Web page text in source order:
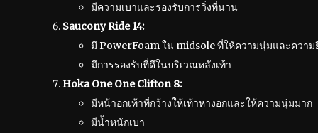
มีความเบาและรองรับการวิ่งที่นาน
Saucony Ride 14:
มี PowerFoam ใน midsole ที่ให้ความนุ่มและควา
มีการรองรับที่ดีในบริเวณหลังเท้า
Hoka One One Clifton 8:
มีหน้าอกเท้าที่กว้างให้เท้าหางอกและให้ความนุ่มมาก
มีน้ำหนักเบา